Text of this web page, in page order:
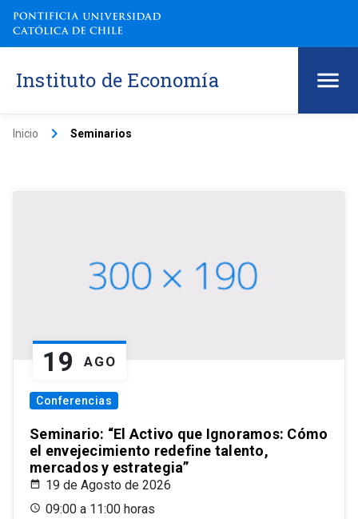
Instituto de Economía
Inicio keyboard_arrow_right Seminarios
19 AGO
Conferencias
Seminario: “El Activo que Ignoramos: Cómo
el envejecimiento redefine talento,
mercados y estrategia”
19 de Agosto de 2026
09:00 a 11:00 horas